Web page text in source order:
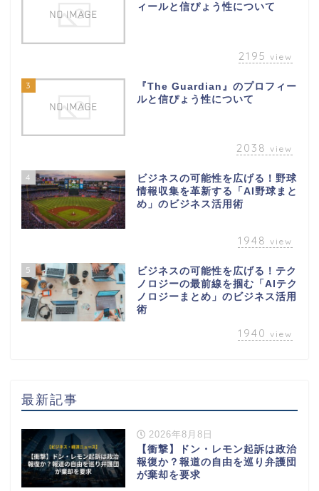
ィールと信ぴょう性について
2195 view
3
『The Guardian』のプロフィー
ルと信ぴょう性について
2038 view
4
ビジネスの可能性を広げる！野球
情報収集を革新する「AI野球まと
め」のビジネス活用術
1948 view
5
ビジネスの可能性を広げる！テク
ノロジーの最前線を掴む「AIテク
ノロジーまとめ」のビジネス活用
術
1940 view
最新記事
2026年8月8日
【衝撃】ドン・レモン起訴は政治
報復か？報道の自由を巡り弁護団
が棄却を要求